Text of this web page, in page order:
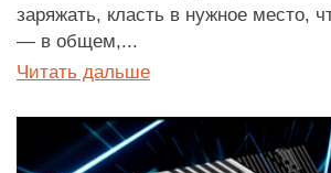
заряжать, класть в нужное место,
— в общем,...
Читать дальше